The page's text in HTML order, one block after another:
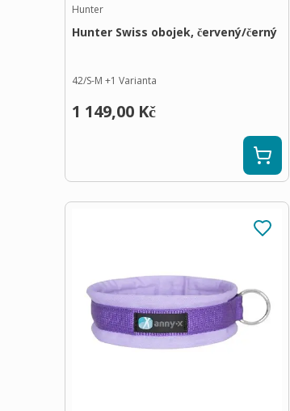
Hunter
Hunter Swiss obojek, červený/černý
42/S-M +1 Varianta
1 149,00 Kč